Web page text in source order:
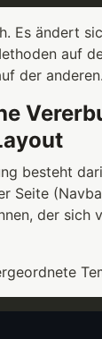
Es ändert
auf
der anderen.
besteht
Seite
der sich